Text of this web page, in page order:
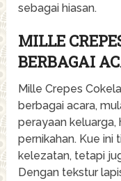
sebagai hiasan.
MILLE
BERBAGAI
Mille Crepes
berbagai acara,
perayaan
pernikahan. Kue ini
kelezatan, tetapi
Dengan tekstur